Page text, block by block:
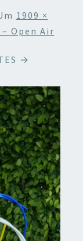
1909 ×
Open Air
→